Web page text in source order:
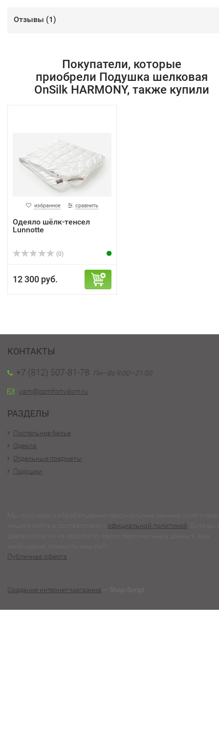
Отзывы (1)
Покупатели, которые
приобрели Подушка шелковая
OnSilk HARMONY, также купили
избранное сравнить
Одеяло шёлк-тенсел
Lunnotte
(0)
12 300 руб.
КОНТАКТЫ
+7 (812) 507-81-78 Пн—Вс 9:00—21:00
vam@comfortvdom.ru
РАЗДЕЛЫ
Постельное белье
Одеяла
Отдельные предметы
Подушки
официальной политикой
Публичная оферта
Создание интернет-магазина — Shop-Script